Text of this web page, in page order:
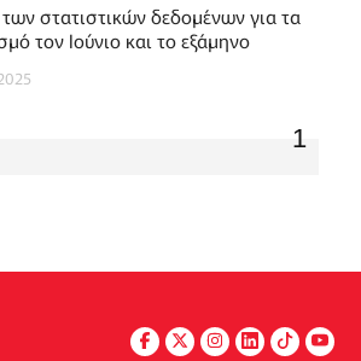
στατιστικών δεδομένων για τα
τον Ιούνιο και το εξάμηνο
1